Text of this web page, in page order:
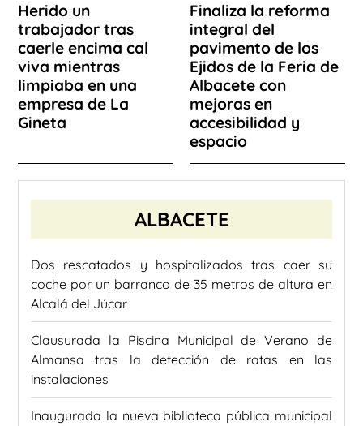
Herido un
trabajador tras
caerle encima cal
viva mientras
limpiaba en una
empresa de La
Gineta
Finaliza la reforma
integral del
pavimento de los
Ejidos de la Feria de
Albacete con
mejoras en
accesibilidad y
espacio
ALBACETE
Dos rescatados y hospitalizados tras caer su
coche por un barranco de 35 metros de altura en
Alcalá del Júcar
Clausurada la Piscina Municipal de Verano de
Almansa tras la detección de ratas en las
instalaciones
Inaugurada la nueva biblioteca pública municipal